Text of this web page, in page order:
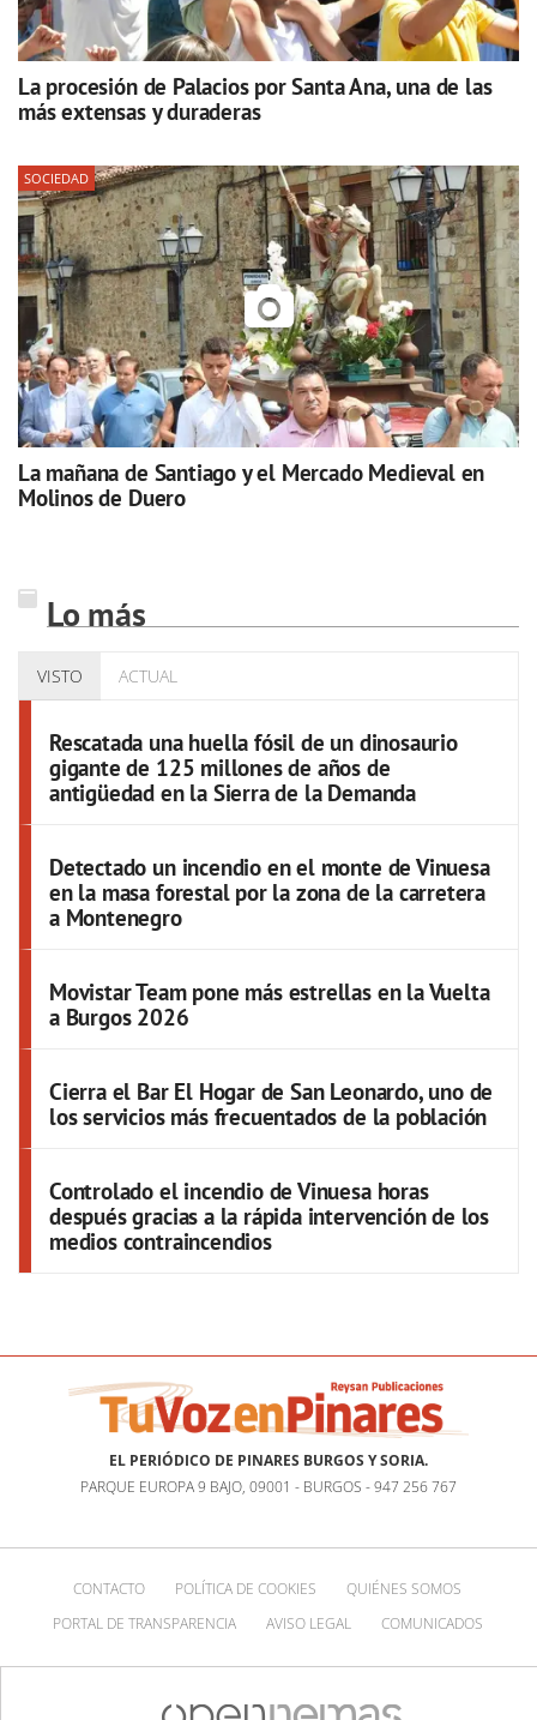
La procesión de Palacios por Santa Ana, una de las
más extensas y duraderas
SOCIEDAD
La mañana de Santiago y el Mercado Medieval en
Molinos de Duero
Lo más
VISTO ACTUAL
Rescatada una huella fósil de un dinosaurio
gigante de 125 millones de años de
antigüedad en la Sierra de la Demanda
Detectado un incendio en el monte de Vinuesa
en la masa forestal por la zona de la carretera
a Montenegro
Movistar Team pone más estrellas en la Vuelta
a Burgos 2026
Cierra el Bar El Hogar de San Leonardo, uno de
los servicios más frecuentados de la población
Controlado el incendio de Vinuesa horas
después gracias a la rápida intervención de los
medios contraincendios
EL PERIÓDICO DE PINARES BURGOS Y SORIA.
PARQUE EUROPA 9 BAJO, 09001 - BURGOS - 947 256 767
CONTACTO POLÍTICA DE COOKIES
QUIÉNES SOMOS
PORTAL DE TRANSPARENCIA
AVISO LEGAL COMUNICADOS